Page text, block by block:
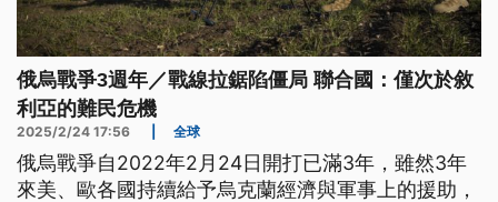
俄烏戰爭3週年／戰線拉鋸陷僵局 聯合國：僅次於敘
利亞的難民危機
2025/2/24 17:56 全球
俄烏戰爭自2022年2月24日開打已滿3年，雖然3年
來美、歐各國持續給予烏克蘭經濟與軍事上的援助，